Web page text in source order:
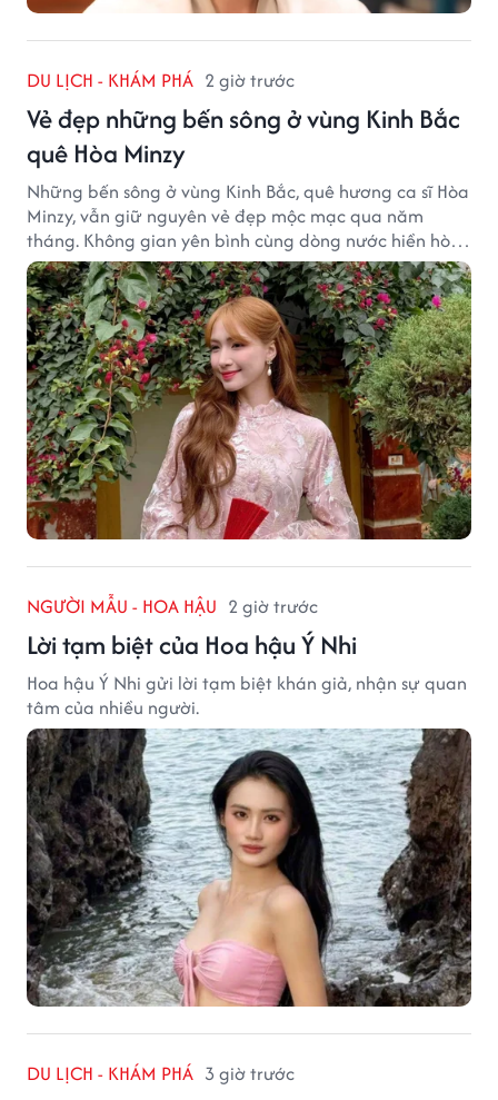
DU LỊCH - KHÁM PHÁ 2 giờ trước
Vẻ đẹp những bến sông ở vùng Kinh Bắc
quê Hòa Minzy
Những bến sông ở vùng Kinh Bắc, quê hương ca sĩ Hòa
Minzy, vẫn giữ nguyên vẻ đẹp mộc mạc qua năm
tháng. Không gian yên bình cùng dòng nước hiền hòa
tạo nên một góc Bắc Ninh rất đáng để khám phá.
NGƯỜI MẪU - HOA HẬU 2 giờ trước
Lời tạm biệt của Hoa hậu Ý Nhi
Hoa hậu Ý Nhi gửi lời tạm biệt khán giả, nhận sự quan
tâm của nhiều người.
DU LỊCH - KHÁM PHÁ 3 giờ trước